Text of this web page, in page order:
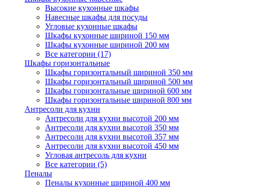
Высокие кухонные шкафы
Навесные шкафы для посуды
Угловые кухонные шкафы
Шкафы кухонные шириной 150 мм
Шкафы кухонные шириной 200 мм
Все категории (17)
Шкафы горизонтальные
Шкафы горизонтальный шириной 350 мм
Шкафы горизонтальный шириной 500 мм
Шкафы горизонтальные шириной 600 мм
Шкафы горизонтальные шириной 800 мм
Антресоли для кухни
Антресоли для кухни высотой 200 мм
Антресоли для кухни высотой 350 мм
Антресоли для кухни высотой 357 мм
Антресоли для кухни высотой 450 мм
Угловая антресоль для кухни
Все категории (5)
Пеналы
Пеналы кухонные шириной 400 мм